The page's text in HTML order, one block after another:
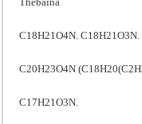
C18H21O4N. C18H21O3N.
C20H23O4N
C17H21O3N.